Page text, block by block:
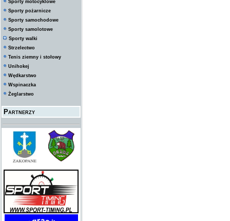
Sporty motocyklowe
Sporty pożarnicze
Sporty samochodowe
Sporty samolotowe
Sporty walki
Strzelectwo
Tenis ziemny i stołowy
Unihokej
Wędkarstwo
Wspinaczka
Żeglarstwo
Partnerzy